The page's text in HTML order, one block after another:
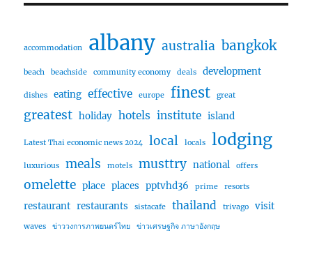
accommodation albany australia bangkok
beach beachside community economy deals development
dishes eating effective europe finest great
greatest holiday hotels institute island
Latest Thai economic news 2024 local locals lodging
luxurious meals motels musttry national offers
omelette place places pptvhd36 prime resorts
restaurant restaurants sistacafe thailand trivago visit
waves ข่าววงการภาพยนตร์ไทย ข่าวเศรษฐกิจ ภาษาอังกฤษ